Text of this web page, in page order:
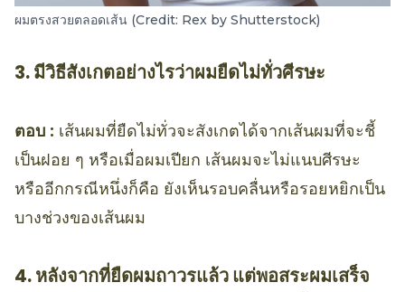
ผมตรงสวยตลอดเส้น (Credit: Rex by Shutterstock)
3. มีวิธีสังเกตอย่างไรว่าผมยืดไม่ทั่วศีรษะ
ตอบ : เส้นผมที่ยืดไม่ทั่วจะสังเกตได้จากเส้นผมที่จะชี้
เป็นฝอย ๆ หรือเมื่อผมเปียก เส้นผมจะไม่แนบศีรษะ
หรืออีกกรณีหนึ่งก็คือ ยังเห็นรอบคลื่นหรือรอยหยิกเป็น
บางช่วงของเส้นผม
4. หลังจากที่ยืดผมถาวรแล้ว แต่พอสระผมเสร็จ